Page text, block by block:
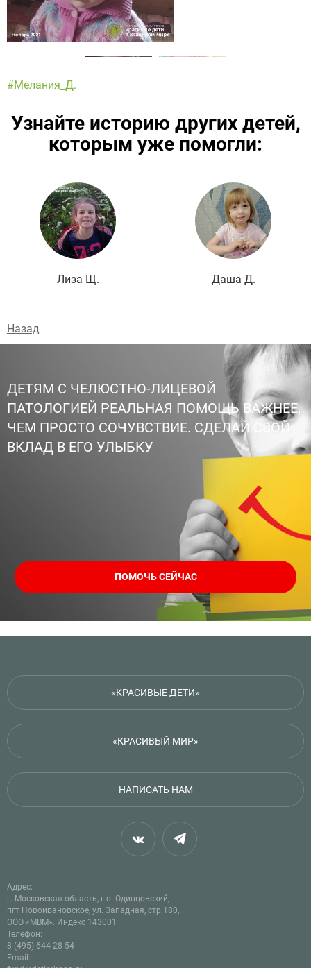
#Мелания_Д.
Узнайте историю других детей,
которым уже помогли:
Лиза Щ.
Подробнее
Даша Д.
Назад
ДЕТЯМ С ЧЕЛЮСТНО-ЛИЦЕВОЙ
ПАТОЛОГИЕЙ РЕАЛЬНАЯ ПОМОЩЬ ВАЖНЕЕ,
ЧЕМ ПРОСТО СОЧУВСТВИЕ. СДЕЛАЙ СВОЙ
ВКЛАД В ЕГО УЛЫБКУ
ПОМОЧЬ СЕЙЧАС
«КРАСИВЫЕ ДЕТИ»
«КРАСИВЫЙ МИР»
НАПИСАТЬ НАМ
Адрес:
г. Московская область, г.о. Одинцовский,
пгт Новоивановское, ул. Западная, стр.180,
ООО «МВМ». Индекс 143001
Телефон:
8 (495) 644 28 54
Email: